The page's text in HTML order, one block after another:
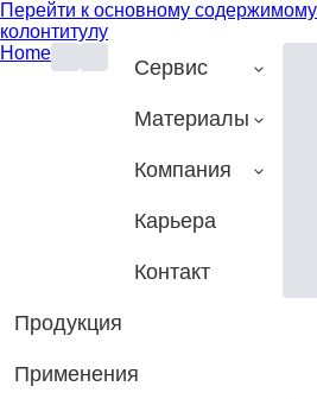
Перейти к основному содержимому
колонтитулу
Home
Сервис
Материалы
Компания
Карьера
Контакт
Продукция
Применения